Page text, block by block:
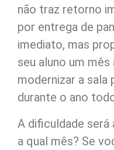
não traz retorno
por entrega de
imediato, mas
seu aluno um mês
modernizar a
durante o ano
A dificuldade
a qual mês? Se